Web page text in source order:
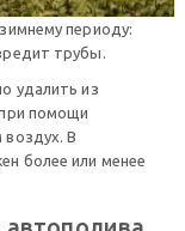
периоду:
трубы.
удалить из
помощи
воздух. В
более или менее